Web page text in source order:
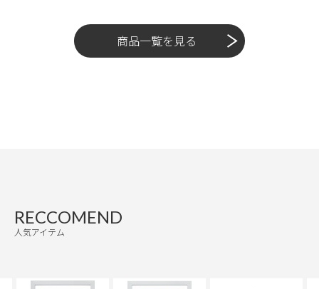
商品一覧を見る
RECCOMEND
人気アイテム